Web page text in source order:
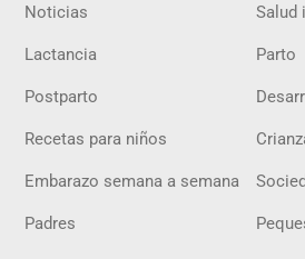
Noticias Salud
Lactancia Parto
Postparto
Recetas para niños
Embarazo semana a semana
Padres